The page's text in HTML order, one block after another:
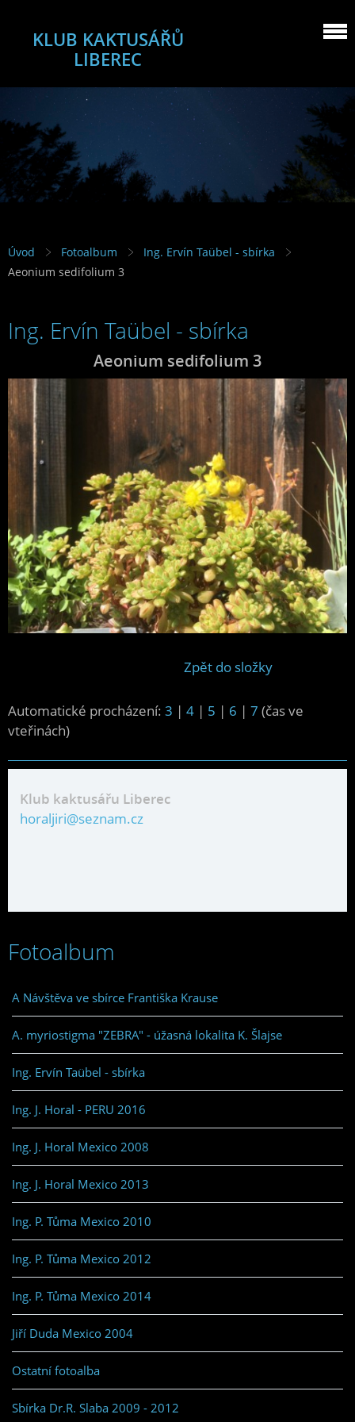
KLUB KAKTUSÁŘŮ
LIBEREC
Úvod Fotoalbum
Ing. Ervín Taübel - sbírka
Aeonium sedifolium 3
Ing. Ervín Taübel - sbírka
Aeonium sedifolium 3
Zpět do složky
Automatické procházení: 3 | 4 | 5 | 6 | 7 (čas ve
vteřinách)
Klub kaktusářu Liberec
horaljiri@seznam.cz
Fotoalbum
A Návštěva ve sbírce Františka Krause
A. myriostigma "ZEBRA" - úžasná lokalita K. Šlajse
Ing. Ervín Taübel - sbírka
Ing. J. Horal - PERU 2016
Ing. J. Horal Mexico 2008
Ing. J. Horal Mexico 2013
Ing. P. Tůma Mexico 2010
Ing. P. Tůma Mexico 2012
Ing. P. Tůma Mexico 2014
Jiří Duda Mexico 2004
Ostatní fotoalba
Sbírka Dr.R. Slaba 2009 - 2012